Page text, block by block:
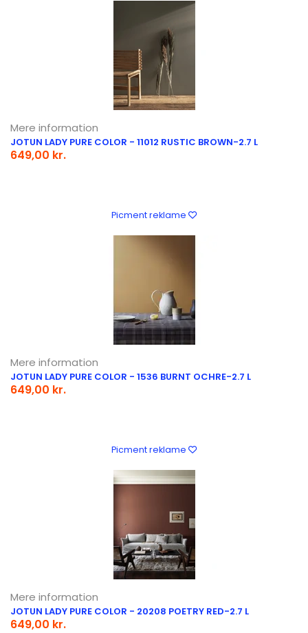
Mere information
JOTUN LADY PURE COLOR - 11012 RUSTIC BROWN-2.7 L
649,00 kr.
Picment reklame
Mere information
JOTUN LADY PURE COLOR - 1536 BURNT OCHRE-2.7 L
649,00 kr.
Picment reklame
Mere information
JOTUN LADY PURE COLOR - 20208 POETRY RED-2.7 L
649,00 kr.